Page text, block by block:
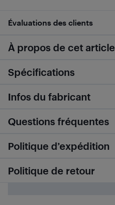
Évaluations des clients
À propos de cet article
Spécifications
Infos du fabricant
Questions fréquentes
Politique d’expédition
Politique de retour